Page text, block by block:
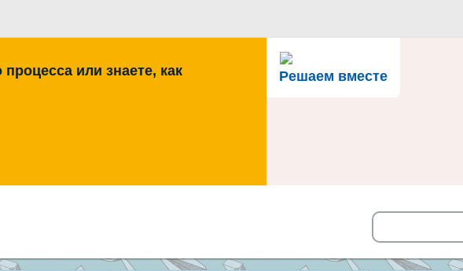
Решаем вместе
или знаете, как